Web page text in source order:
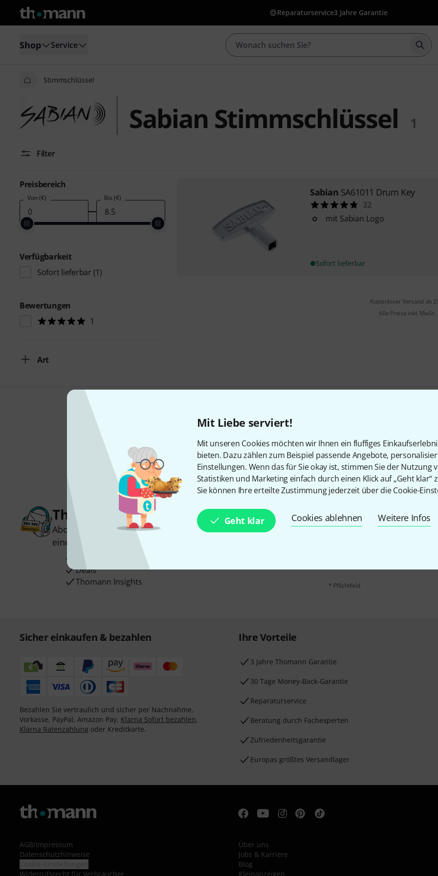
Mit Liebe serviert!
Mit unseren Cookies möchten wir Ihnen ein fluffiges
bieten. Dazu zählen zum Beispiel passende Angebote,
Einstellungen. Wenn das für Sie okay ist, stimmen Sie der Nutzung
Statistiken und Marketing einfach durch einen Klick auf „Geht klar“
Sie können Ihre erteilte Zustimmung jederzeit über die Cookie-
Geht klar Cookies ablehnen Weitere Infos
Reparaturservice3 Jahre Garantie
Shop Service
Stimmschlüssel
Sabian Stimmschlüssel 1
Filter
Preisbereich
Von (€) Bis (€)
Verfügbarkeit
Sofort lieferbar (1)
Bewertungen
1
Art
Sabian SA61011 Drum Key
32
mit Sabian Logo
Sofort lieferbar
Kostenloser Versand ab
Alle Preise inkl. MwSt.
Teilen Hilfe & Feedback
Thomann Newsletter
Abonniere den Thomann Newsletter und gewinne mit etwas Glück
einen von
50 Gutscheinen
Inspirierende Beiträge
Deals
Thomann Insights
E-Mail-Adresse*
* Pflichtfeld
Sicher einkaufen & bezahlen
Bezahlen Sie vertraulich und sicher per Nachnahme,
Vorkasse, PayPal, Amazon Pay, Klarna Sofort bezahlen,
Klarna Ratenzahlung oder Kreditkarte.
Ihre Vorteile
3 Jahre Thomann Garantie
30 Tage Money-Back-Garantie
Reparaturservice
Beratung durch Fachexperten
Zufriedenheitsgarantie
Europas größtes Versandlager
AGB/Impressum
Datenschutzhinweise
Widerrufsrecht für Verbraucher
Über uns
Jobs & Karriere
Blog
Kleinanzeigen